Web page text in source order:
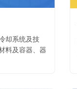
却系统及技
料及容器、器